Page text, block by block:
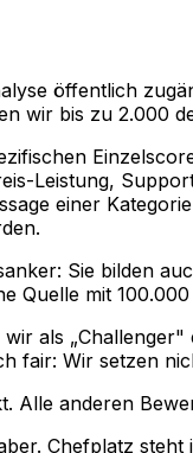
öffentlich
wir bis zu 2.000
Leistung,
einer
Sie bilden
mit
als
fair: Wir setzen
anderen
Chefplatz